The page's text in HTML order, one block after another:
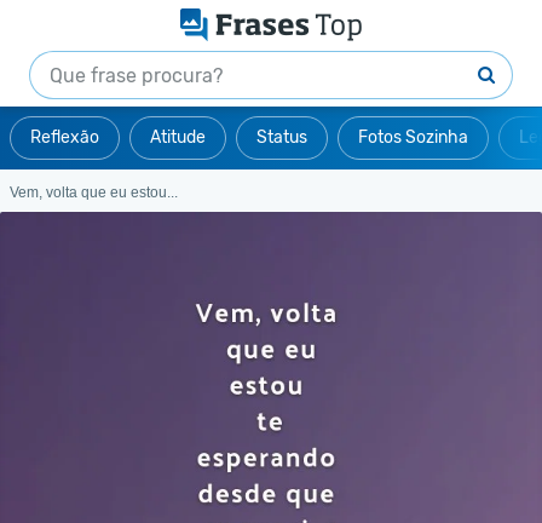
Reflexão Atitude Status Fotos Sozinha
Vem, volta que eu estou...